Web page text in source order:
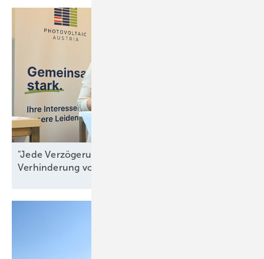
"Jede Verzögerung ist ein Beitrag zur
Verhinderung von